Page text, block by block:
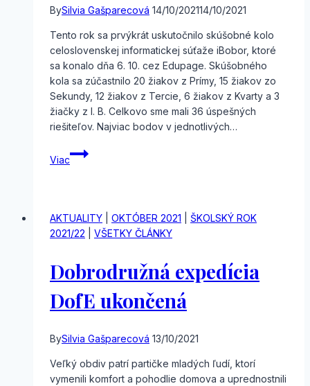
BySilvia Gašparecová 14/10/202114/10/2021
Tento rok sa prvýkrát uskutočnilo skúšobné kolo
celoslovenskej informatickej súťaže iBobor, ktoré
sa konalo dňa 6. 10. cez Edupage. Skúšobného
kola sa zúčastnilo 20 žiakov z Prímy, 15 žiakov zo
Sekundy, 12 žiakov z Tercie, 6 žiakov z Kvarty a 3
žiačky z I. B. Celkovo sme mali 36 úspešných
riešiteľov. Najviac bodov v jednotlivých…
Viac
iBobor
AKTUALITY OKTÓBER 2021
ŠKOLSKÝ ROK
2021/22
VŠETKY ČLÁNKY
Dobrodružná expedícia
DofE ukončená
BySilvia Gašparecová 13/10/2021
Veľký obdiv patrí partičke mladých ľudí, ktorí
vymenili komfort a pohodlie domova a uprednostnili